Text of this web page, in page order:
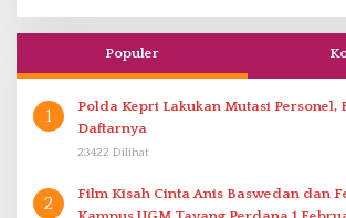
Populer
1
Polda Kepri Lakukan Mutasi Personel,
Daftarnya
23422 Dilihat
2
Film Kisah Cinta Anis Baswedan dan